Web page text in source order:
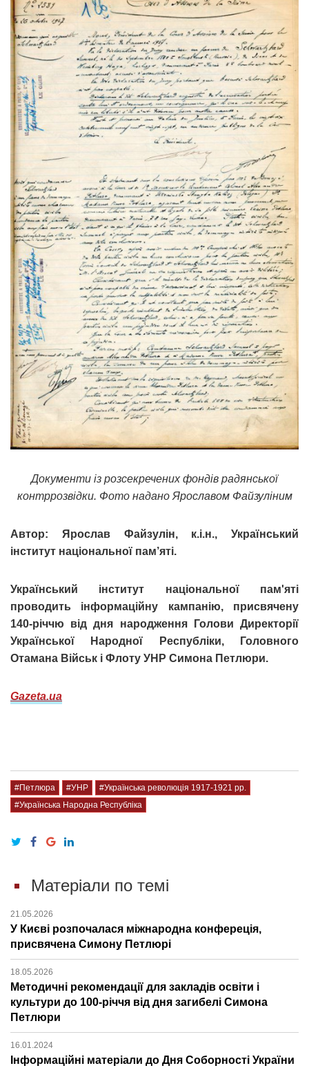
Документи із розсекречених фондів радянської
контррозвідки. Фото надано Ярославом Файзуліним
Автор: Ярослав Файзулін, к.і.н., Український
інститут національної пам’яті.
Український інститут національної пам'яті
проводить інформаційну кампанію, присвячену
140-річчю від дня народження Голови Директорії
Української Народної Республіки, Головного
Отамана Військ і Флоту УНР Симона Петлюри.
Gazeta.ua
#Петлюра #УНР
#Українська революція 1917-1921 рр.
#Українська Народна Республіка
Матеріали по темі
21.05.2026
У Києві розпочалася міжнародна конфереція,
присвячена Симону Петлюрі
18.05.2026
Методичні рекомендації для закладів освіти і
культури до 100-річчя від дня загибелі Симона
Петлюри
16.01.2024
Інформаційні матеріали до Дня Соборності України